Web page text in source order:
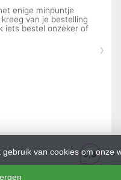
van cookies om onze